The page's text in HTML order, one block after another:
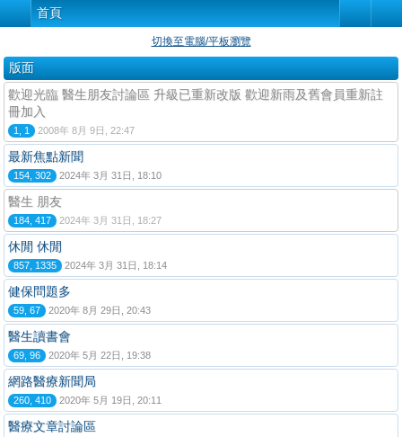
首頁
切換至電腦/平板瀏覽
版面
歡迎光臨 醫生朋友討論區 升級已重新改版 歡迎新雨及舊會員重新註
冊加入
1, 1 2008年 8月 9日, 22:47
最新焦點新聞
154, 302 2024年 3月 31日, 18:10
醫生 朋友
184, 417 2024年 3月 31日, 18:27
休閒 休閒
857, 1335 2024年 3月 31日, 18:14
健保問題多
59, 67 2020年 8月 29日, 20:43
醫生讀書會
69, 96 2020年 5月 22日, 19:38
網路醫療新聞局
260, 410 2020年 5月 19日, 20:11
醫療文章討論區